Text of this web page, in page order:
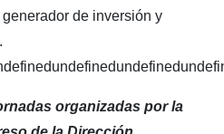
de inversión y
organizadas por la